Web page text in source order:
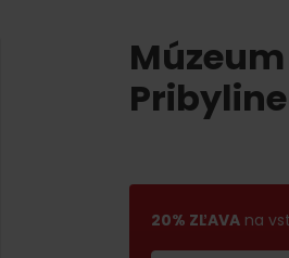
Pribyline
20% ZĽAVA na